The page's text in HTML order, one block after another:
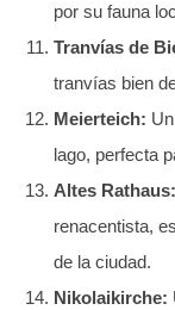
por su fauna
Tranvías de
tranvías bien
Meierteich:
lago, perfecta
Altes Rathaus:
renacentista,
de la ciudad.
Nikolaikirche: